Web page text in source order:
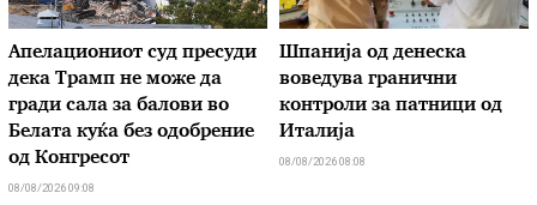
Апелациониот суд пресуди
дека Трамп не може да
гради сала за балови во
Белата куќа без одобрение
од Конгресот
08/08/2026 09:08
Шпанија од денеска
воведува гранични
контроли за патници од
Италија
08/08/2026 08:08